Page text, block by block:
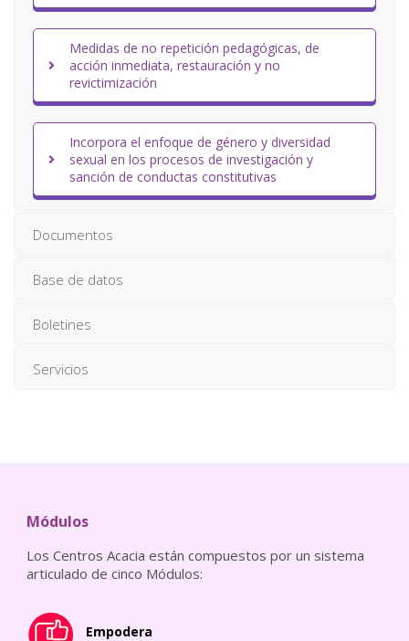
Medidas de no repetición pedagógicas, de
acción inmediata, restauración y no
revictimización
Incorpora el enfoque de género y diversidad
sexual en los procesos de investigación y
sanción de conductas constitutivas
Documentos
Base de datos
Boletines
Servicios
Módulos
Los Centros Acacia están compuestos por un sistema
articulado de cinco Módulos:
Empodera